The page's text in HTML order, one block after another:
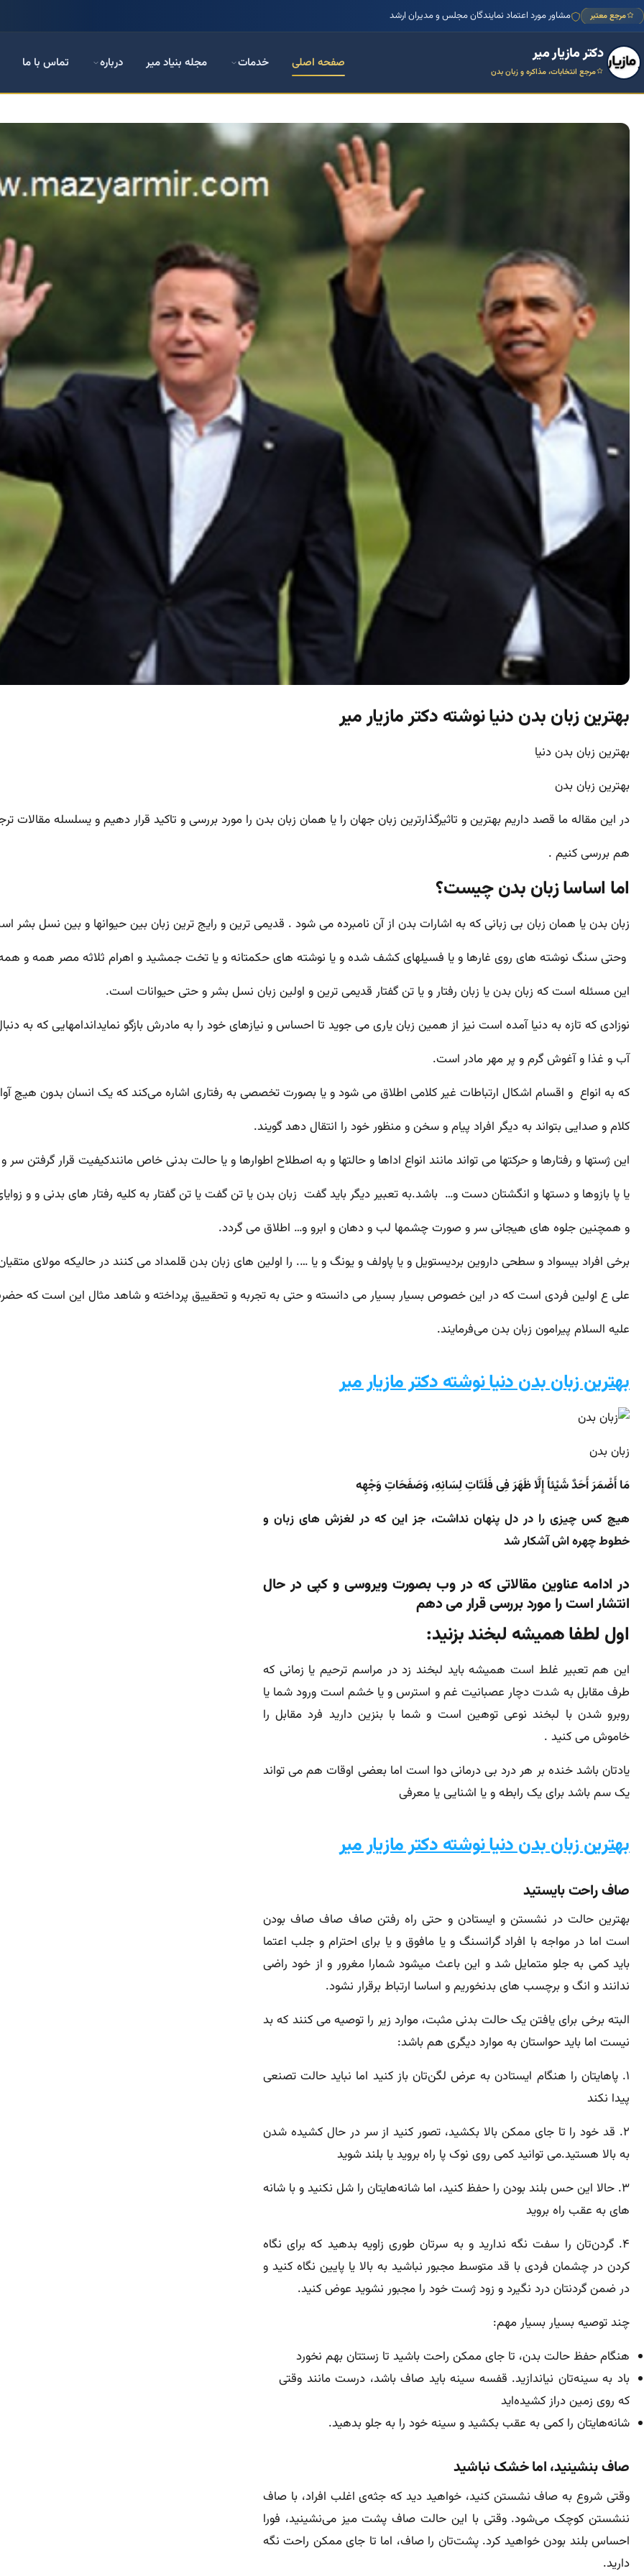
مرجع معتبر منتور بیش از ۱۰۰۰ کسب‌وکار ایرانی
دکتر مازیار میر
مرجع انتخابات، مذاکره و زبان بدن
صفحه اصلی خدمات مجله بنیاد میر درباره تماس با ما
بهترین زبان بدن دنیا نوشته دکتر مازیار میر
بهترین زبان بدن دنیا
بهترین زبان بدن
در این مقاله ما قصد داریم بهترین و تاثیرگذارترین زبان جهان را یا همان زبان بدن را مورد بررسی و تاکید قرار دهیم و یسلسله مقالات
هم بررسی کنیم .
اما اساسا زبان بدن چیست؟
زبان بدن یا همان زبان بی زبانی که به اشارات بدن از آن نامبرده می شود . قدیمی ترین و رایج ترین زبان بین حیوانها و بین نسل بشر
وحتی سنگ نوشته های روی غارها و یا فسیلهای کشف شده و یا نوشته های حکمتانه و یا تخت جمشید و اهرام ثلاثه مصر همه و
این مسئله است که زبان بدن یا زبان رفتار و یا تن گفتار قدیمی ترین و اولین زبان نسل بشر و حتی حیوانات است.
نوزادی که تازه به دنیا آمده است نیز از همین زبان یاری می جوید تا احساس و نیازهای خود را به مادرش بازگو نمایداندامهایی که به
آب و غذا و آغوش گرم و پر مهر مادر است.
که به انواع و اقسام اشکال ارتباطات غیر کلامی اطلاق می شود و یا بصورت تخصصی به رفتاری اشاره می‌کند که یک انسان بدون هیچ
کلام و صدایی بتواند به دیگر افراد پیام و سخن و منظور خود را انتقال دهد گویند.
این ژستها و رفتارها و حرکتها می تواند مانند انواع اداها و حالتها و به اصطلاح اطوارها و یا حالت بدنی خاص مانندکیفیت قرار گرفتن
یا پا بازوها و دستها و انگشتان دست و… باشد.به تعبیر دیگر باید گفت زبان بدن یا تن گفت یا تن گفتار به کلیه رفتار های بدنی و و
و همچنین جلوه های هیجانی سر و صورت چشمها لب و دهان و ابرو و… اطلاق می گردد.
برخی افراد بیسواد و سطحی داروین بردیستویل و یا پاولف و یونگ و یا …. را اولین های زبان بدن قلمداد می کنند در حالیکه مولای
علی ع اولین فردی است که در این خصوص بسیار بسیار می دانسته و حتی به تجربه و تحقییق پرداخته و شاهد مثال این است که
علیه السلام پیرامون زبان بدن می‌فرمایند.
بهترین زبان بدن دنیا نوشته دکتر مازیار میر
زبان بدن
مَا أَضْمَرَ أَحَدٌ شَیْئاً إِلَّا ظَهَرَ فِی فَلَتَاتِ لِسَانِهِ، وَصَفَحَاتِ وَجْهِه
هیچ کس چیزى را در دل پنهان نداشت، جز این که در لغزش هاى زبان و
خطوط چهره اش آشکار شد
در ادامه عناوین مقالاتی که در وب بصورت ویروسی و کپی در حال
انتشار است را مورد بررسی قرار می دهم
اول لطفا همیشه لبخند بزنید:
این هم تعبیر غلط است همیشه باید لبخند زد در مراسم ترحیم یا زمانی که
طرف مقابل به شدت دچار عصبانیت غم و استرس و یا خشم است ورود شما یا
روبرو شدن با لبخند نوعی توهین است و شما با بنزین دارید فرد مقابل را
خاموش می کنید .
یادتان باشد خنده بر هر درد بی درمانی دوا است اما بعضی اوقات هم می تواند
یک سم باشد برای یک رابطه و یا اشنایی یا معرفی
بهترین زبان بدن دنیا نوشته دکتر مازیار میر
صاف راحت بایستید
بهترین حالت در نشستن و ایستادن و حتی راه رفتن صاف صاف صاف بودن
است اما در مواجه با افراد گرانسنگ و یا مافوق و یا برای احترام و جلب اعتما
باید کمی به جلو متمایل شد و این باعث میشود شمارا مغرور و از خود راضی
ندانند و انگ و برچسب های بدنخوریم و اساسا ارتباط برقرار نشود.
البته برخی برای یافتن یک حالت بدنی مثبت، موارد زیر را توصیه می کنند که بد
نیست اما باید حواستان به موارد دیگری هم باشد:
۱. پاهایتان را هنگام ایستادن به عرض لگن‌تان باز کنید اما نباید حالت تصنعی
پیدا نکند
۲. قد خود را تا جای ممکن بالا بکشید، تصور کنید از سر در حال کشیده شدن
به بالا هستید.می توانید کمی روی نوک پا راه بروید یا بلند شوید
۳. حالا این حس بلند بودن را حفظ کنید، اما شانه‌هایتان را شل نکنید و با شانه
های به عقب راه بروید
۴. گردن‌تان را سفت نگه ندارید و به سرتان طوری زاویه بدهید که برای نگاه‌
کردن در چشمان فردی با قد متوسط مجبور نباشید به بالا یا پایین نگاه کنید و
در ضمن گردنتان درد نگیرد و زود ژست خود را مجبور نشوید عوض کنید.
چند توصیه بسیار بسیار مهم:
هنگام حفظ حالت بدن، تا جای ممکن راحت باشید تا زستتان بهم نخورد
باد به سینه‌تان نیاندازید. قفسه سینه باید صاف باشد، درست مانند وقتی
که روی زمین دراز کشیده‌اید
شانه‌هایتان را کمی به عقب بکشید و سینه خود را به جلو بدهید.
صاف بنشینید، اما خشک نباشید
وقتی شروع به صاف نشستن کنید، خواهید دید که جثه‌‌ی اغلب افراد، با صاف
ننشستن کوچک می‌شود. وقتی با این حالت صاف پشت میز می‌نشینید، فورا
احساس بلند بودن خواهید کرد. پشت‌تان را صاف، اما تا جای ممکن راحت نگه
دارید.